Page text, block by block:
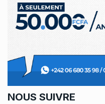
NOUS SUIVRE